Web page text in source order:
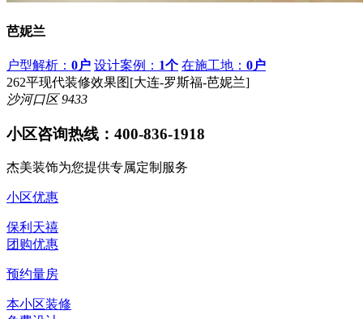
芭妮兰
户型解析： 0户 设计案例： 1个 在施工地： 0户
262平现代装修效果图[大连-罗斯福-芭妮兰]
沙河口区 9433
小区咨询热线： 400-836-1918
杰美装饰为您提供专属定制服务
小区优惠
保利天禧
团购优惠
预约量房
本小区装修